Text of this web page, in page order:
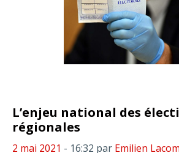
L’enjeu national des
régionales
2 mai 2021 - 16:32 par Emilien